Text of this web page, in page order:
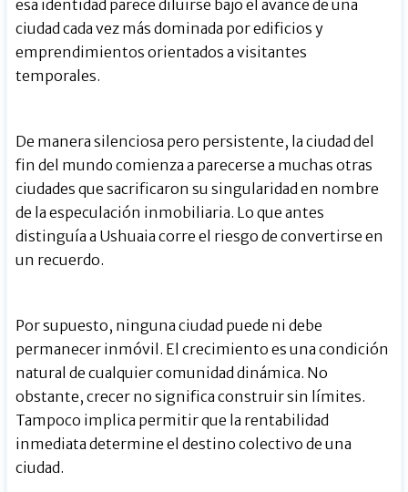
esa identidad parece diluirse bajo el avance de una
ciudad cada vez más dominada por edificios y
emprendimientos orientados a visitantes
temporales.
De manera silenciosa pero persistente, la ciudad del
fin del mundo comienza a parecerse a muchas otras
ciudades que sacrificaron su singularidad en nombre
de la especulación inmobiliaria. Lo que antes
distinguía a Ushuaia corre el riesgo de convertirse en
un recuerdo.
Por supuesto, ninguna ciudad puede ni debe
permanecer inmóvil. El crecimiento es una condición
natural de cualquier comunidad dinámica. No
obstante, crecer no significa construir sin límites.
Tampoco implica permitir que la rentabilidad
inmediata determine el destino colectivo de una
ciudad.